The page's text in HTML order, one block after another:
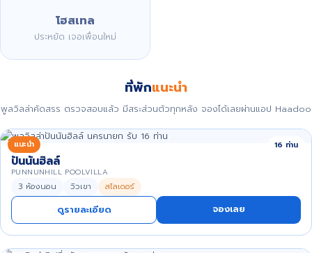
โฮสเทล
ประหยัด เจอเพื่อนใหม่
ที่พักแนะนำ
พูลวิลล่าคัดสรร ตรวจสอบแล้ว มีสระส่วนตัวทุกหลัง จองได้เลยผ่านแอป Haadoo
แนะนำ 16 ท่าน
ปันนันฮิลล์
PUNNUNHILL POOLVILLA
3 ห้องนอน วิวเขา สไลเดอร์
ดูรายละเอียด จองเลย